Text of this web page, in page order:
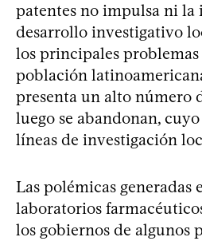
patentes no impulsa ni
desarrollo investigativo
los principales
población
presenta un alto número
luego se abandonan,
líneas de investigación
Las polémicas generadas
laboratorios
los gobiernos de algunos